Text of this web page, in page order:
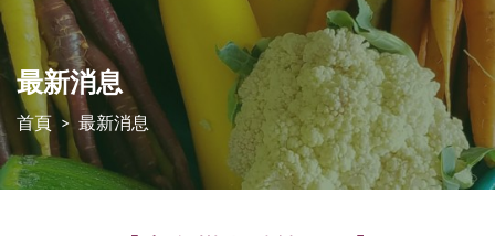
最新消息
首頁 最新消息